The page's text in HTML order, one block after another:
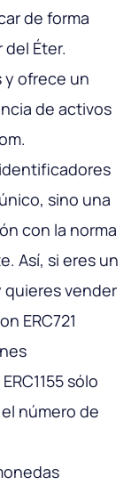
de forma
Éter.
ofrece un
de activos
sino una
con la norma
Así, si eres un
vender
ERC721
sólo
número de